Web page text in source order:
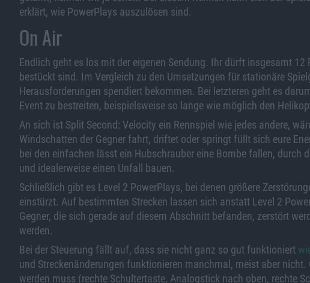
erklärt, wie PowerPlays auszulösen sind.
On Air
Endlich geht es los mit der eigenen Sendung. Ihr dürft insgesamt
bestückt sind. Im Vergleich zu den Umsetzungen für stationäre
Herausforderungen spendiert bekommen. Bei letzteren geht es
Event zu bestreiten, beispielsweise so lange wie möglich den
An sich ist Split Second: Velocity ein Rennspiel wie jedes andere,
Windschatten der Gegner fahrt, driftet oder springt füllt sich eure
bei den einfachen lässt ein Hubschrauber eine Bombe fallen, durch
und idealerweise einen Unfall bauen.
Schließlich gibt es Level 2 PowerPlays, bei denen größere
einstürzt. Auf bestimmten Strecken lassen sich anstatt Level 2
Gegner, die sich gerade auf diesem Abschnitt befanden, zerstört
werden.
Bei der Steuerung fällt auf, dass sie nicht ganz so gut funktioniert
und Streckenänderungen funktionieren manchmal, meist aber
werden muss (rechte Schultertaste, Analogstick nach oben, rechte